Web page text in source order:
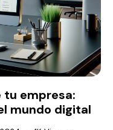
tu empresa:
mundo digital